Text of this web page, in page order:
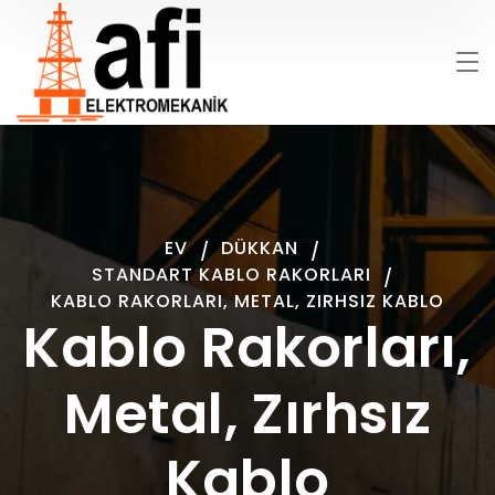
Kablo Rakorları,
Metal, Zırhsız
EV
DÜKKAN
STANDART KABLO RAKORLARI
KABLO RAKORLARI, METAL, ZIRHSIZ KABLO